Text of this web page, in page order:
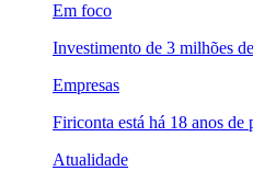
Em foco
Investimento de 3 milhões
Empresas
Firiconta está há 18 anos
Atualidade